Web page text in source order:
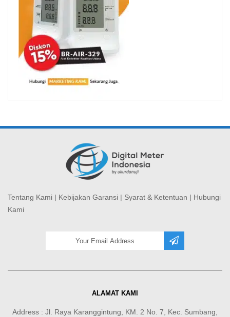
Tentang Kami | Kebijakan Garansi | Syarat & Ketentuan | Hubungi
Kami
ALAMAT KAMI
Address : Jl. Raya Karanggintung, KM. 2 No. 7, Kec. Sumbang,